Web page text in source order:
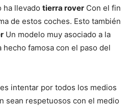
ha llevado tierra rover Con el fin
de estos coches. Esto también
Un modelo muy asociado a la
hecho famosa con el paso del
intentar por todos los medios
sean respetuosos con el medio